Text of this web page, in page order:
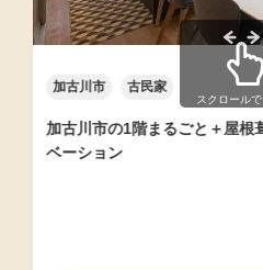
加古川市 古民家
加古川市の1階まるごと＋屋根
ベーション
スクロール